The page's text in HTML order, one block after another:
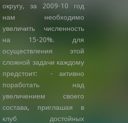
округу, за 2009-10 год
нам необходимо
увеличить численность
на 15-20%. для
осуществления этой
сложной задачи каждому
предстоит: - активно
поработать над
увеличением своего
состава, приглашая в
клуб достойных